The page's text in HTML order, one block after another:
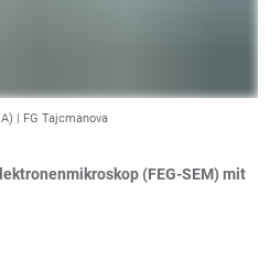
| FG Tajcmanova
(FEG-SEM) mit